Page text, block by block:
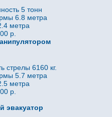
5 тонн
6.8 метра
метра
р.
стрелы 6160 кг.
5.7 метра
метра
р.
эвакуатор